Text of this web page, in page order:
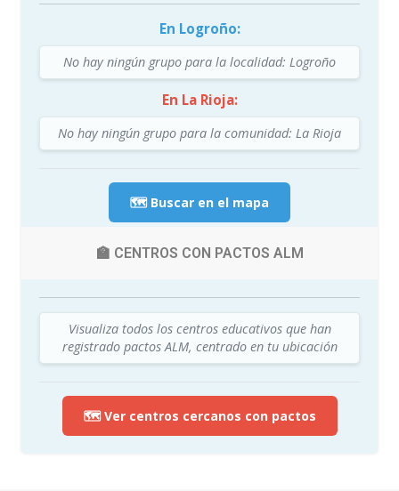
En Logroño:
No hay ningún grupo para la localidad: Logroño
En La Rioja:
No hay ningún grupo para la comunidad: La Rioja
🗺️ Buscar en el mapa
🏫 CENTROS CON PACTOS ALM
Visualiza todos los centros educativos que han
registrado pactos ALM, centrado en tu ubicación
🗺️ Ver centros cercanos con pactos